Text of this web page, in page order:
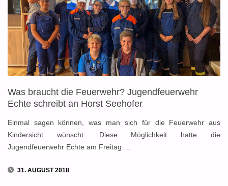
BUNDESINNENMINISTER
SEEHOFER"
Was braucht die Feuerwehr? Jugendfeuerwehr
Echte schreibt an Horst Seehofer
Einmal sagen können, was man sich für die Feuerwehr aus
Kindersicht wünscht: Diese Möglichkeit hatte die
Jugendfeuerwehr Echte am Freitag …
31. AUGUST 2018